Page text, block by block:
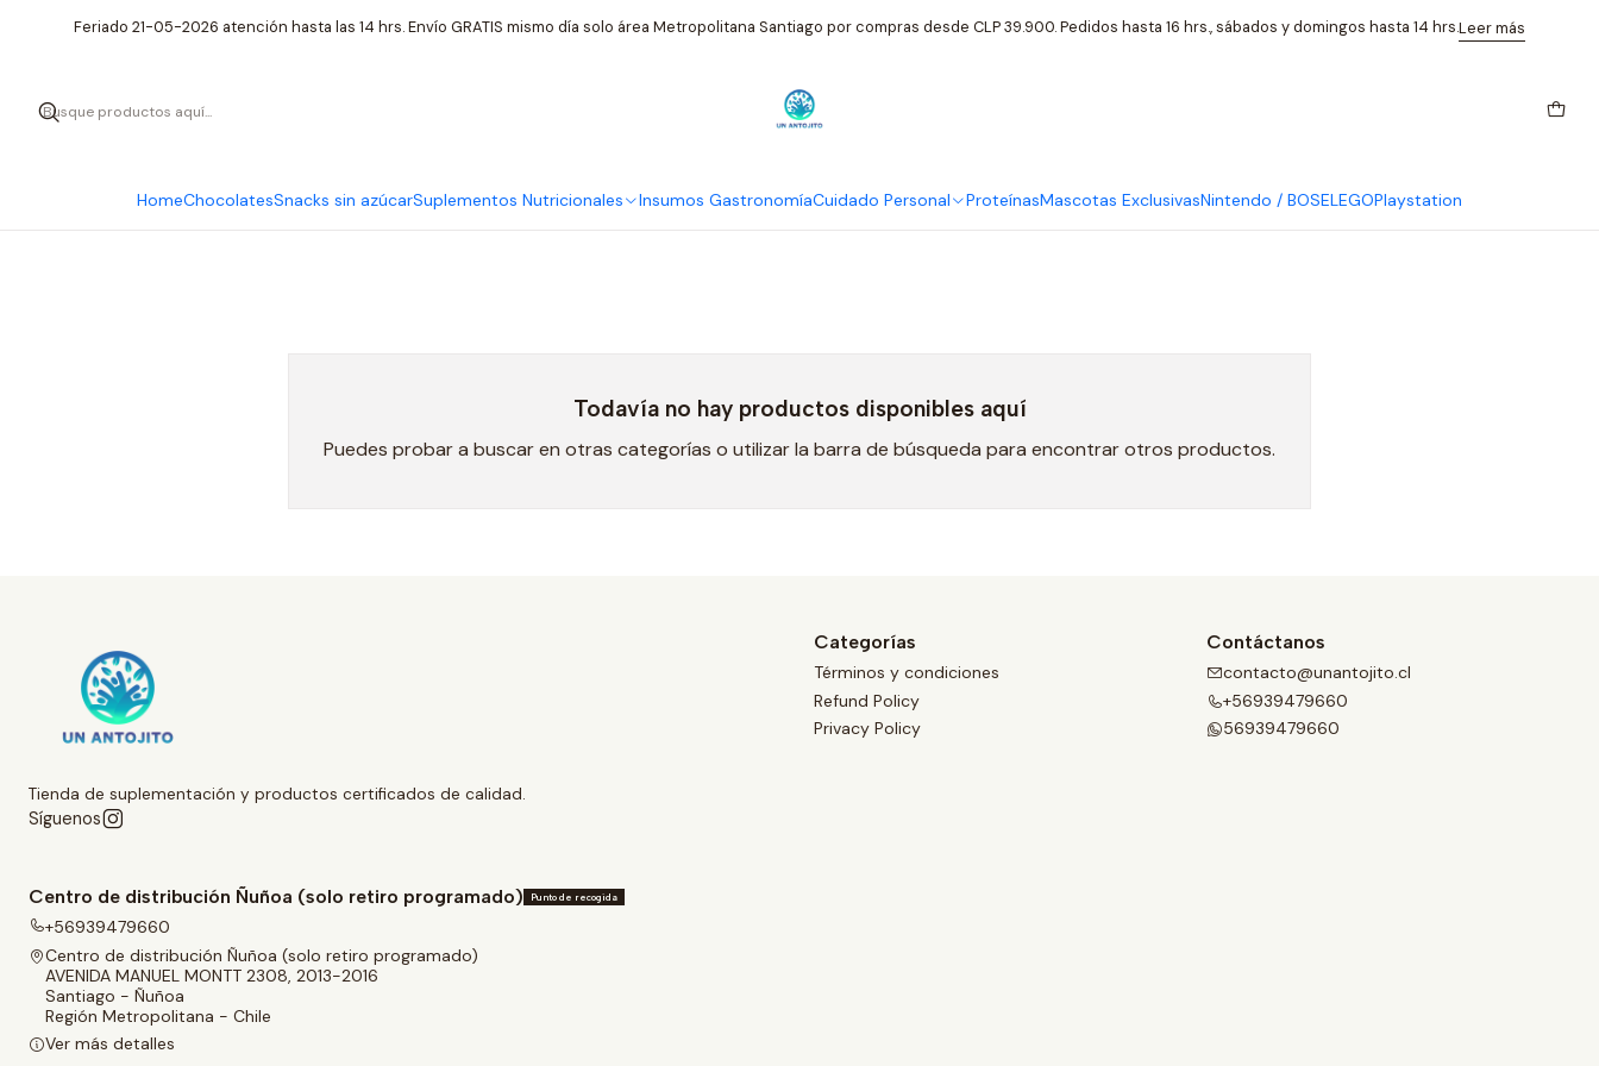
HomeChocolatesSnacks sin azúcarSuplementos Nutricionales Insumos GastronomíaCuidado Personal ProteínasMascotas ExclusivasNintendo / BOSELEGOPlaystation
Feriado 21-05-2026 atención hasta las 14 hrs. Envío GRATIS mismo día solo área Metropolitana Santiago por compras desde CLP 39.900. Pedidos hasta 16 hrs., sábados y domingos hasta 14 hrs.Leer más
Inicio Cuidado Personal Alkmene
Todavía no hay productos disponibles aquí
Puedes probar a buscar en otras categorías o utilizar la barra de búsqueda para encontrar otros productos.
Tienda de suplementación y productos certificados de calidad.
Síguenos
Categorías
Términos y condiciones
Refund Policy
Privacy Policy
Contáctanos
contacto@unantojito.cl
+56939479660
56939479660
Centro de distribución Ñuñoa (solo retiro programado) Punto de recogida
+56939479660
Centro de distribución Ñuñoa (solo retiro programado)
AVENIDA MANUEL MONTT 2308, 2013-2016
Santiago - Ñuñoa
Región Metropolitana - Chile
Ver más detalles